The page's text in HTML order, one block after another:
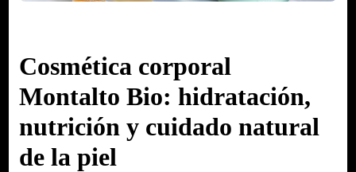
Cosmética corporal
Montalto Bio: hidratación,
nutrición y cuidado natural
de la piel